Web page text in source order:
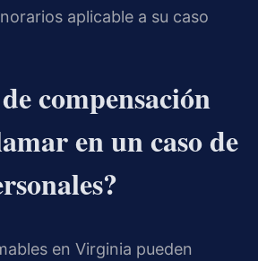
aplicable a su caso
compensación
en un caso de
en Virginia pueden